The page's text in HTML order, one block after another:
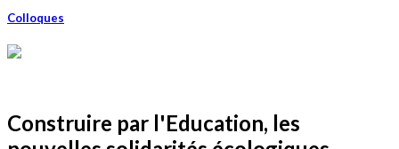
Colloques
Construire par l'Education, les